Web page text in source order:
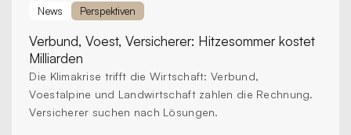
News Perspektiven
Verbund, Voest, Versicherer: Hitzesommer kostet
Milliarden
Die Klimakrise trifft die Wirtschaft: Verbund,
Voestalpine und Landwirtschaft zahlen die Rechnung.
Versicherer suchen nach Lösungen.